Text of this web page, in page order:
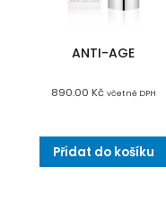
ANTI-AGE
890.00 Kč včetně DPH
Přidat do košíku